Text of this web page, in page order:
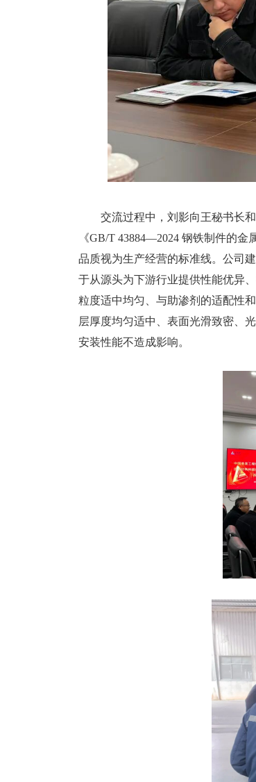
交流过程中，刘影向王秘书长
《GB/T 43884—2024 钢铁制件的
品质视为生产经营的标准线。公司
于从源头为下游行业提供性能优异
粒度适中均匀、与助渗剂的适配性
层厚度均匀适中、表面光滑致密、
安装性能不造成影响。